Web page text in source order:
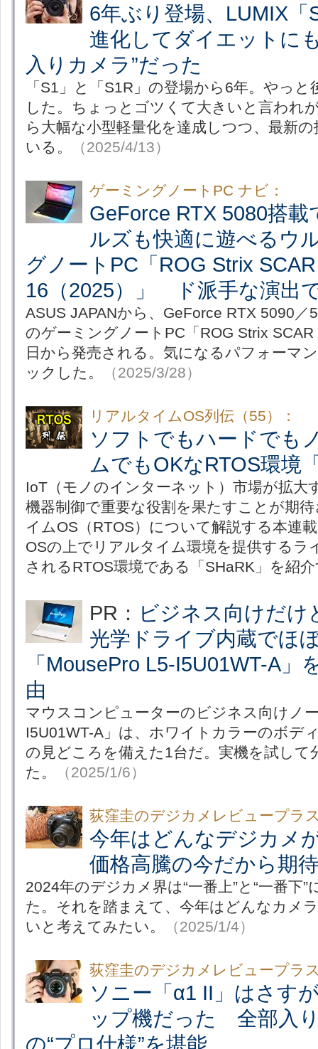
6年ぶり登場、LUMIX「
進化してダイエットに
入りカメラ”だった
「S1」と「S1R」の登場から6年。やっ
した。ちょっとゴツくて大きいと言われ
ら大幅な小型軽量化を達成しつつ、最新
いる。
（2025/4/13）
ゲーミングノートPC ナビ：
GeForce RTX 5080搭
ルズも快適に遊べるウ
グノートPC「ROG Strix SCAR
16（2025）」 ド派手な演出
ASUS JAPANから、GeForce RTX 5090／
のゲーミングノートPC「ROG Strix
日から発売される。気になるパフォーマ
ックした。
（2025/3/28）
リアルタイムOS列伝（55）：
ソフトでもハードでも
ムでもOKなRTOS環境
IoT（モノのインターネット）市場が拡大
機器制御で重要な役割を果たすことが期
イムOS（RTOS）について解説する本連
OSの上でリアルタイム環境を提供するラ
されるRTOS環境である「SHaRK」を紹
PR： ビジネス向けだ
光学ドライブ内蔵でほ
「MousePro L5-I5U01WT-A」
由
マウスコンピューターのビジネス向けノ
I5U01WT-A」は、ホワイトカラーのボデ
の見どころを備えた1台だ。実機を試し
た。
（2025/1/6）
荻窪圭のデジカメレビュープラ
今年はどんなデジカ
価格高騰の今だから期
2024年のデジカメ界は“一番上”と“一番下
た。それを踏まえて、今年はどんなカメ
いと考えてみたい。
（2025/1/4）
荻窪圭のデジカメレビュープラ
ソニー「α1 II」はさす
ップ機だった 全部入
の“プロ仕様”を堪能